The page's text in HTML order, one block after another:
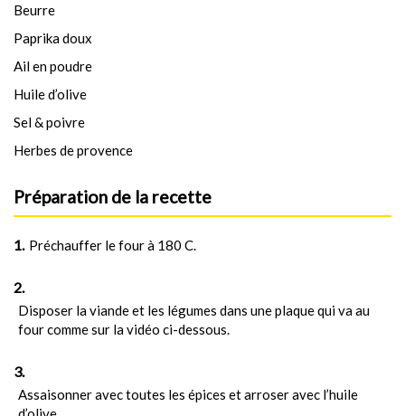
Beurre
Paprika doux
Ail en poudre
Huile d’olive
Sel & poivre
Herbes de provence
Préparation de la recette
Préchauffer le four à 180 C.
Disposer la viande et les légumes dans une plaque qui va au
four comme sur la vidéo ci-dessous.
Assaisonner avec toutes les épices et arroser avec l’huile